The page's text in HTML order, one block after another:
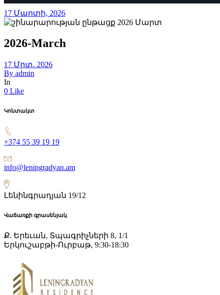
17 Մարտի, 2026
2026-March
17 Մրտ. 2026
By admin
In
0 Like
Կոնտակտ
+374 55 39 19 19
info@leningradyan.am
Լենինգրադյան 19/12
Վաճառքի գրասենյակ
Ք. Երեւան, Տպագրիչների 8, 1/1
Երկուշաբթի-Ուրբաթ, 9:30-18:30